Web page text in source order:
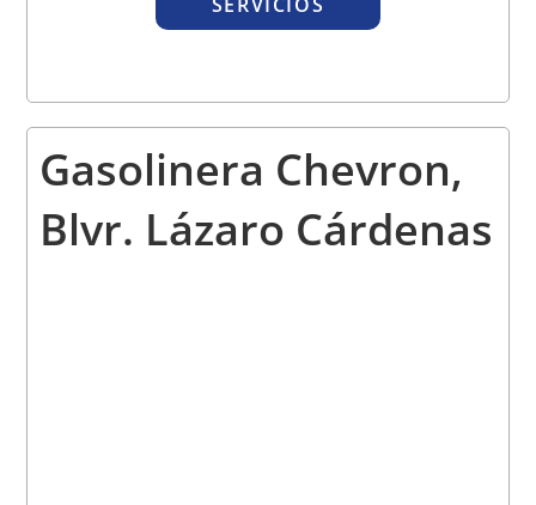
Gasolinera Chevron,
Blvr. Lázaro Cárdenas